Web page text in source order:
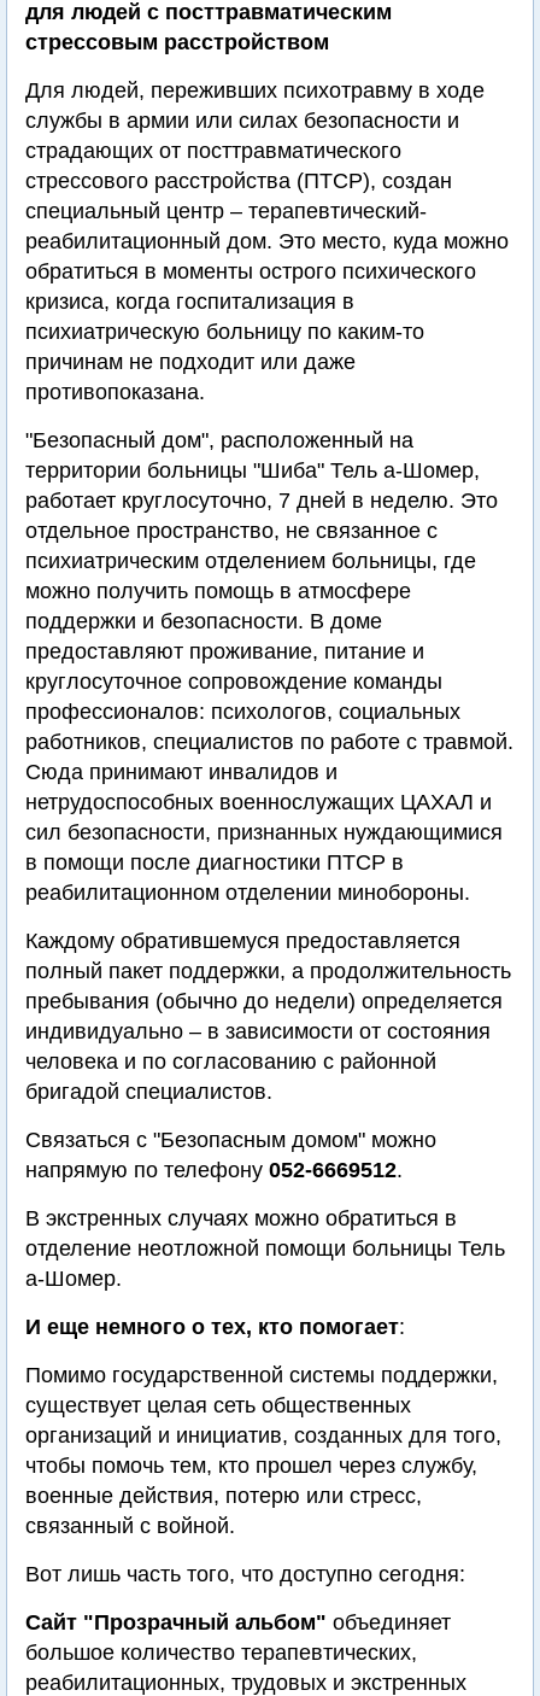
для людей с посттравматическим
стрессовым расстройством
Для людей, переживших психотравму в ходе
службы в армии или силах безопасности и
страдающих от посттравматического
стрессового расстройства (ПТСР), создан
специальный центр – терапевтический-
реабилитационный дом. Это место, куда можно
обратиться в моменты острого психического
кризиса, когда госпитализация в
психиатрическую больницу по каким-то
причинам не подходит или даже
противопоказана.
"Безопасный дом", расположенный на
территории больницы "Шиба" Тель а-Шомер,
работает круглосуточно, 7 дней в неделю. Это
отдельное пространство, не связанное с
психиатрическим отделением больницы, где
можно получить помощь в атмосфере
поддержки и безопасности. В доме
предоставляют проживание, питание и
круглосуточное сопровождение команды
профессионалов: психологов, социальных
работников, специалистов по работе с травмой.
Сюда принимают инвалидов и
нетрудоспособных военнослужащих ЦАХАЛ и
сил безопасности, признанных нуждающимися
в помощи после диагностики ПТСР в
реабилитационном отделении минобороны.
Каждому обратившемуся предоставляется
полный пакет поддержки, а продолжительность
пребывания (обычно до недели) определяется
индивидуально – в зависимости от состояния
человека и по согласованию с районной
бригадой специалистов.
Связаться с "Безопасным домом" можно
напрямую по телефону 052-6669512.
В экстренных случаях можно обратиться в
отделение неотложной помощи больницы Тель
а-Шомер.
И еще немного о тех, кто помогает:
Помимо государственной системы поддержки,
существует целая сеть общественных
организаций и инициатив, созданных для того,
чтобы помочь тем, кто прошел через службу,
военные действия, потерю или стресс,
связанный с войной.
Вот лишь часть того, что доступно сегодня:
Сайт "Прозрачный альбом" объединяет
большое количество терапевтических,
реабилитационных, трудовых и экстренных